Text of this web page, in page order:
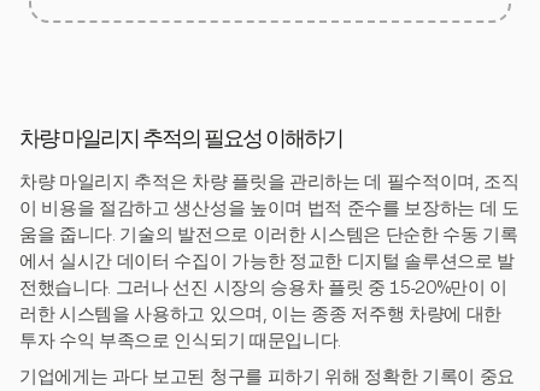
차량 마일리지 추적의 필요성 이해하기
차량 마일리지 추적은 차량 플릿을 관리하는 데 필수적이며, 조직
이 비용을 절감하고 생산성을 높이며 법적 준수를 보장하는 데 도
움을 줍니다. 기술의 발전으로 이러한 시스템은 단순한 수동 기록
에서 실시간 데이터 수집이 가능한 정교한 디지털 솔루션으로 발
전했습니다. 그러나 선진 시장의 승용차 플릿 중 15-20%만이 이
러한 시스템을 사용하고 있으며, 이는 종종 저주행 차량에 대한
투자 수익 부족으로 인식되기 때문입니다.
기업에게는 과다 보고된 청구를 피하기 위해 정확한 기록이 중요